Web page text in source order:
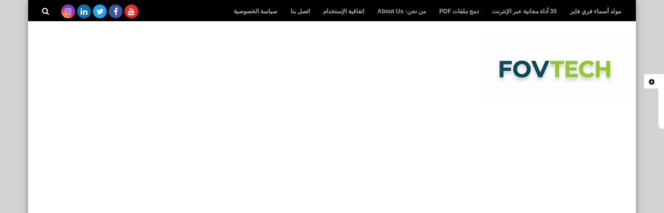
مولد أسماء فري فاير 30 أداة مجانية عبر الإنترنت دمج ملفات PDF من نحن- About Us اتفاقية الإستخدام اتصل بنا سياسة الخصوصية